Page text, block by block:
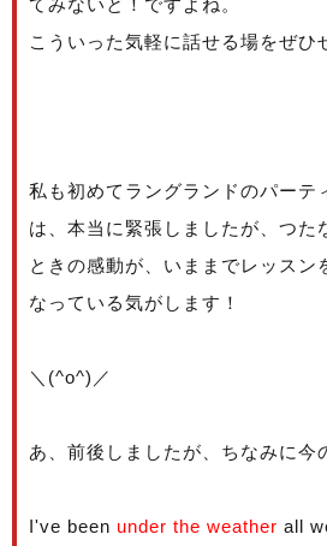
こういった気軽に話せる場をぜひ
私も初めてラングランドのパーテ
は、本当に緊張しましたが、つた
ときの感動が、いままでレッスン
なっている気がします！
＼(^o^)／
あ、前後しましたが、ちなみに今
I've been under the weather all